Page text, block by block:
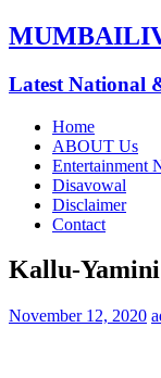
Latest National
Home
ABOUT Us
Entertainment
Disavowal
Disclaimer
Contact
Kallu-
November 12, 2020